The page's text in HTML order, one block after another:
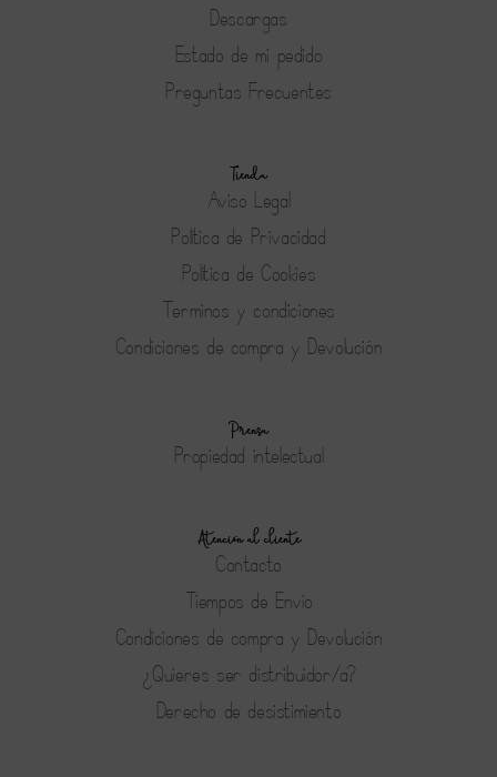
Descargas
Estado de mi pedido
Preguntas Frecuentes
Tienda
Aviso Legal
Política de Privacidad
Política de Cookies
Terminos y condiciones
Condiciones de compra y Devolución
Prensa
Propiedad intelectual
Atención al cliente
Contacto
Tiempos de Envío
Condiciones de compra y Devolución
¿Quieres ser distribuidor/a?
Derecho de desistimiento